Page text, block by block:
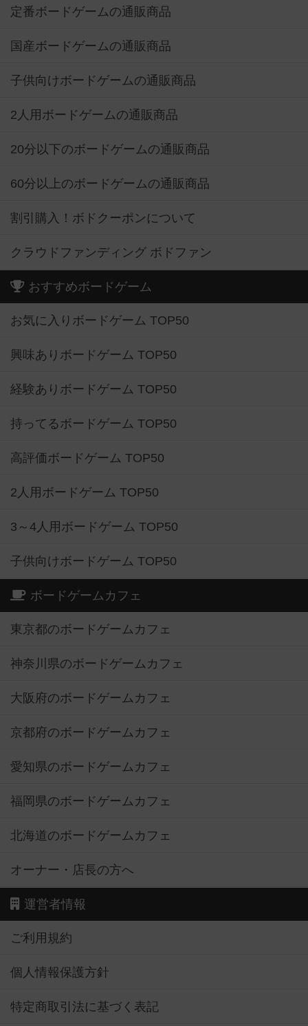
定番ボードゲームの通販商品
国産ボードゲームの通販商品
子供向けボードゲームの通販商品
2人用ボードゲームの通販商品
20分以下のボードゲームの通販商品
60分以上のボードゲームの通販商品
割引購入！ボドクーポンについて
クラウドファンディング ボドファン
おすすめボードゲーム
お気に入りボードゲーム TOP50
興味ありボードゲーム TOP50
経験ありボードゲーム TOP50
持ってるボードゲーム TOP50
高評価ボードゲーム TOP50
2人用ボードゲーム TOP50
3～4人用ボードゲーム TOP50
子供向けボードゲーム TOP50
ボードゲームカフェ
東京都のボードゲームカフェ
神奈川県のボードゲームカフェ
大阪府のボードゲームカフェ
京都府のボードゲームカフェ
愛知県のボードゲームカフェ
福岡県のボードゲームカフェ
北海道のボードゲームカフェ
オーナー・店長の方へ
運営者情報
ご利用規約
個人情報保護方針
特定商取引法に基づく表記